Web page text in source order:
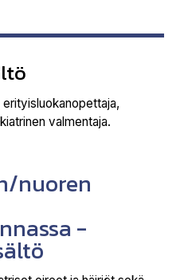
valmentaja.
nuoren
-